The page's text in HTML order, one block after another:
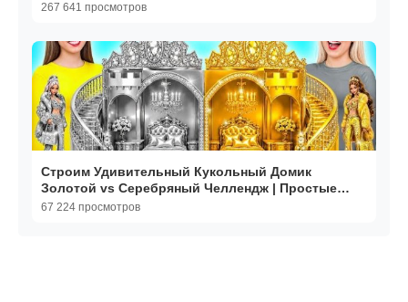
267 641 просмотров
Строим Удивительный Кукольный Домик
Золотой vs Серебряный Челлендж | Простые
Трюки для Декора
67 224 просмотров